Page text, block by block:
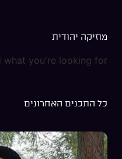
מוזיקה יהודית
you're looking for.
כל התכנים האחרונים